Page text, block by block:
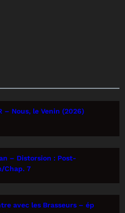
– Nous, le Venin (2026)
– Distorsion : Post-
Chap. 7
avec les Brasseurs – ép